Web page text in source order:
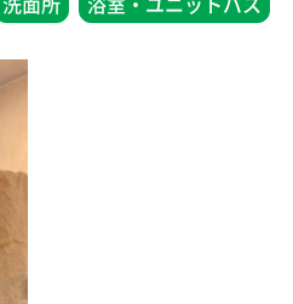
洗面所 浴室・ユニットバス